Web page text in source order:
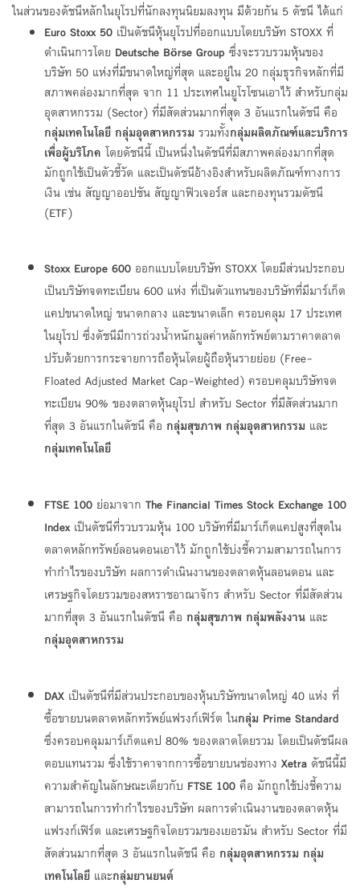
ในส่วนของดัชนีหลักในยุโรปที่นักลงทุนนิยมลงทุน มีด้วยกัน 5 ดัชนี ได้แก่
Euro Stoxx 50 เป็นดัชนีหุ้นยุโรปที่ออกแบบโดยบริษัท STOXX ที่
ดำเนินการโดย Deutsche Börse Group ซึ่งจะรวบรวมหุ้นของ
บริษัท 50 แห่งที่มีขนาดใหญ่ที่สุด และอยู่ใน 20 กลุ่มธุรกิจหลักที่มี
สภาพคล่องมากที่สุด จาก 11 ประเทศในยูโรโซนเอาไว้ สำหรับกลุ่ม
อุตสาหกรรม (Sector) ที่มีสัดส่วนมากที่สุด 3 อันแรกในดัชนี คือ
กลุ่มเทคโนโลยี กลุ่มอุตสาหกรรม รวมทั้งกลุ่มผลิตภัณฑ์และบริการ
เพื่อผู้บริโภค โดยดัชนีนี้ เป็นหนึ่งในดัชนีที่มีสภาพคล่องมากที่สุด
มักถูกใช้เป็นตัวชี้วัด และเป็นดัชนีอ้างอิงสำหรับผลิตภัณฑ์ทางการ
เงิน เช่น สัญญาออปชัน สัญญาฟิวเจอร์ส และกองทุนรวมดัชนี
(ETF)
Stoxx Europe 600 ออกแบบโดยบริษัท STOXX โดยมีส่วนประกอบ
เป็นบริษัทจดทะเบียน 600 แห่ง ที่เป็นตัวแทนของบริษัทที่มีมาร์เก็ต
แคปขนาดใหญ่ ขนาดกลาง และขนาดเล็ก ครอบคลุม 17 ประเทศ
ในยุโรป ซึ่งดัชนีมีการถ่วงน้ำหนักมูลค่าหลักทรัพย์ตามราคาตลาด
ปรับด้วยการกระจายการถือหุ้นโดยผู้ถือหุ้นรายย่อย (Free-
Floated Adjusted Market Cap-Weighted) ครอบคลุมบริษัทจด
ทะเบียน 90% ของตลาดหุ้นยุโรป สำหรับ Sector ที่มีสัดส่วนมาก
ที่สุด 3 อันแรกในดัชนี คือ กลุ่มสุขภาพ กลุ่มอุตสาหกรรม และ
กลุ่มเทคโนโลยี
FTSE 100 ย่อมาจาก The Financial Times Stock Exchange 100
Indexเป็นดัชนีที่รวบรวมหุ้น 100 บริษัทที่มีมาร์เก็ตแคปสูงที่สุดใน
ตลาดหลักทรัพย์ลอนดอนเอาไว้ มักถูกใช้บ่งชี้ความสามารถในการ
ทำกำไรของบริษัท ผลการดำเนินงานของตลาดหุ้นลอนดอน และ
เศรษฐกิจโดยรวมของสหราชอาณาจักร สำหรับ Sector ที่มีสัดส่วน
มากที่สุด 3 อันแรกในดัชนี คือ กลุ่มสุขภาพ กลุ่มพลังงาน และ
กลุ่มอุตสาหกรรม
DAX เป็นดัชนีที่มีส่วนประกอบของหุ้นบริษัทขนาดใหญ่ 40 แห่ง ที่
ซื้อขายบนตลาดหลักทรัพย์แฟรงก์เฟิร์ต ในกลุ่ม Prime Standard
ซึ่งครอบคลุมมาร์เก็ตแคป 80% ของตลาดโดยรวม โดยเป็นดัชนีผล
ตอบแทนรวม ซึ่งใช้ราคาจากการซื้อขายบนช่องทาง Xetra ดัชนีนี้มี
ความสำคัญในลักษณะเดียวกับ FTSE 100 คือ มักถูกใช้บ่งชี้ความ
สามารถในการทำกำไรของบริษัท ผลการดำเนินงานของตลาดหุ้น
แฟรงก์เฟิร์ต และเศรษฐกิจโดยรวมของเยอรมัน สำหรับ Sector ที่มี
สัดส่วนมากที่สุด 3 อันแรกในดัชนี คือ กลุ่มอุตสาหกรรม กลุ่ม
เทคโนโลยี และกลุ่มยานยนต์